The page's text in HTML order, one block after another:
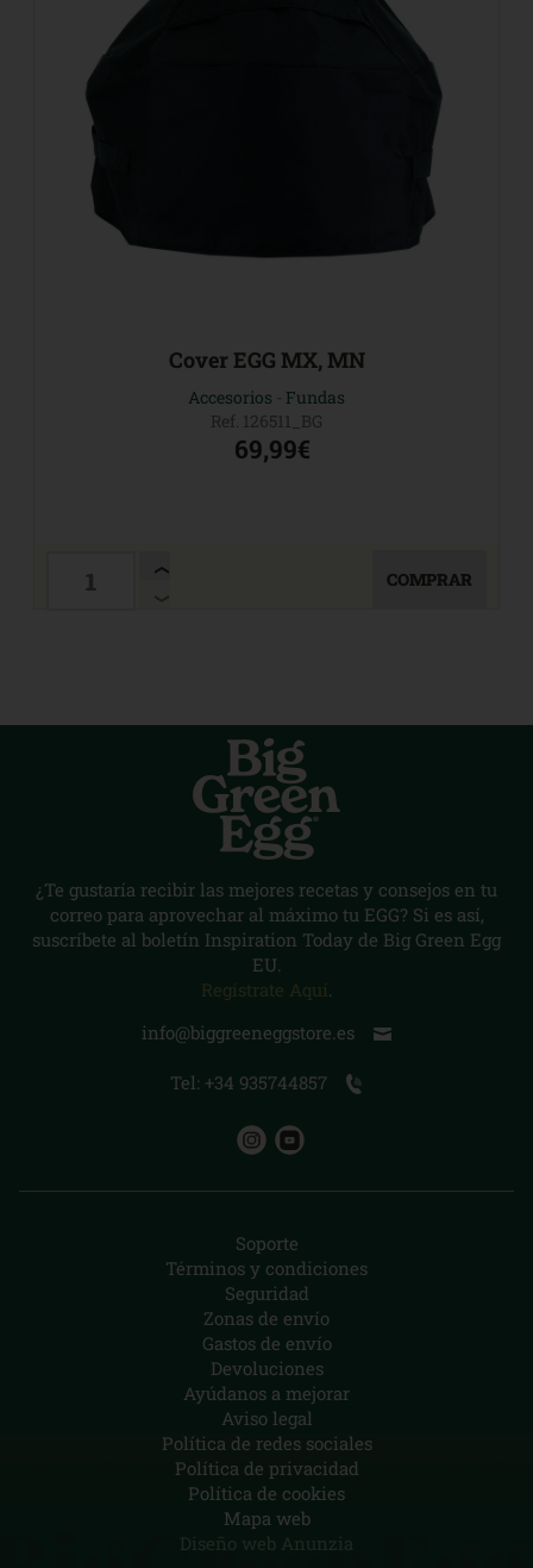
Cover EGG MX, MN
Accesorios
Fundas
Ref. 126511_BG
69,99€
COMPRAR
¿Te gustaría recibir las mejores recetas y consejos en tu
correo para aprovechar al máximo tu EGG? Si es así,
suscríbete al boletín Inspiration Today de Big Green Egg
EU.
Regístrate Aquí
info@biggreeneggstore.es
Tel: +34 935744857
Soporte
Términos y condiciones
Seguridad
Zonas de envío
Gastos de envío
Devoluciones
Ayúdanos a mejorar
Aviso legal
Política de redes sociales
Política de privacidad
Política de cookies
Mapa web
Diseño web Anunzia